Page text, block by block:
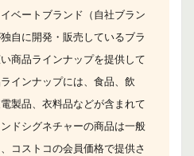
ベートブランド（自社ブラン
自に開発・販売しているブラ
商品ラインナップを提供して
インナップには、食品、飲
製品、衣料品などが含まれて
ドシグネチャーの商品は一般
コストコの会員価格で提供さ